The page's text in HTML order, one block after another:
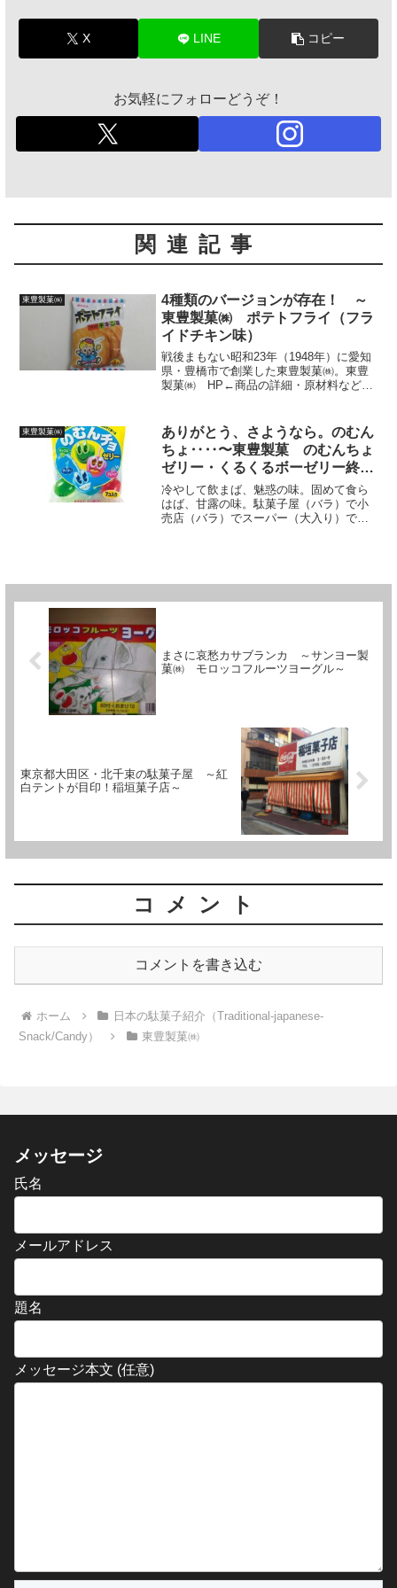
X LINE コピー
お気軽にフォローどうぞ！
関連記事
東豊製菓㈱
4種類のバージョンが存在！ ～
東豊製菓㈱ ポテトフライ（フラ
イドチキン味）
戦後まもない昭和23年（1948年）に愛知
県・豊橋市で創業した東豊製菓㈱。東豊
製菓㈱ HP←商品の詳細・原材料なども
かれる、おなじみTOHOのポテトフライ
シリーズにお世...
東豊製菓㈱
ありがとう、さようなら。のむん
ちょ‥‥〜東豊製菓 のむんちょ
ゼリー・くるくるボーゼリー終売
へ〜
冷やして飲まば、魅惑の味。固めて食ら
はば、甘露の味。駄菓子屋（バラ）で小
売店（バラ）でスーパー（大入り）で、
まさに哀愁カサブランカ ～サンヨー製
菓㈱ モロッコフルーツヨーグル～
東京都大田区・北千束の駄菓子屋 ～紅
白テントが目印！稲垣菓子店～
コメント
コメントを書き込む
ホーム
日本の駄菓子紹介（Traditional-japanese-
Snack/Candy）
東豊製菓㈱
メッセージ
氏名
メールアドレス
題名
メッセージ本文 (任意)